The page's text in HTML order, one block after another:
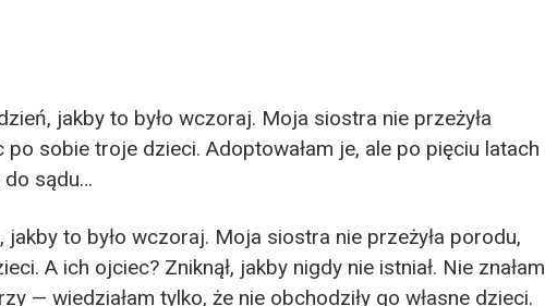
jakby to było wczoraj. Moja siostra nie przeżyła
sobie troje dzieci. Adoptowałam je, ale po pięciu latach
do sądu…
jakby to było wczoraj. Moja siostra nie przeżyła porodu,
A ich ojciec? Zniknął, jakby nigdy nie istniał. Nie znałam
— wiedziałam tylko, że nie obchodziły go własne dzieci.